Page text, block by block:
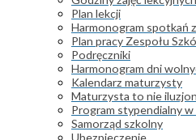
Plan lekcji
Harmonogram spotkań
Plan pracy Zespołu
Podręczniki
Harmonogram dni
Kalendarz maturzysty
Maturzysta to nie
Program stypendialny w
Samorząd szkolny
Ubezpieczenie